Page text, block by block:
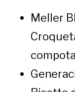
Meller